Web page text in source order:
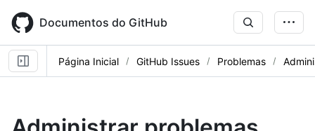
main
content
Documentos do GitHub
Página Inicial GitHub Issues Problemas